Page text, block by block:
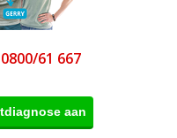
61 667
aan